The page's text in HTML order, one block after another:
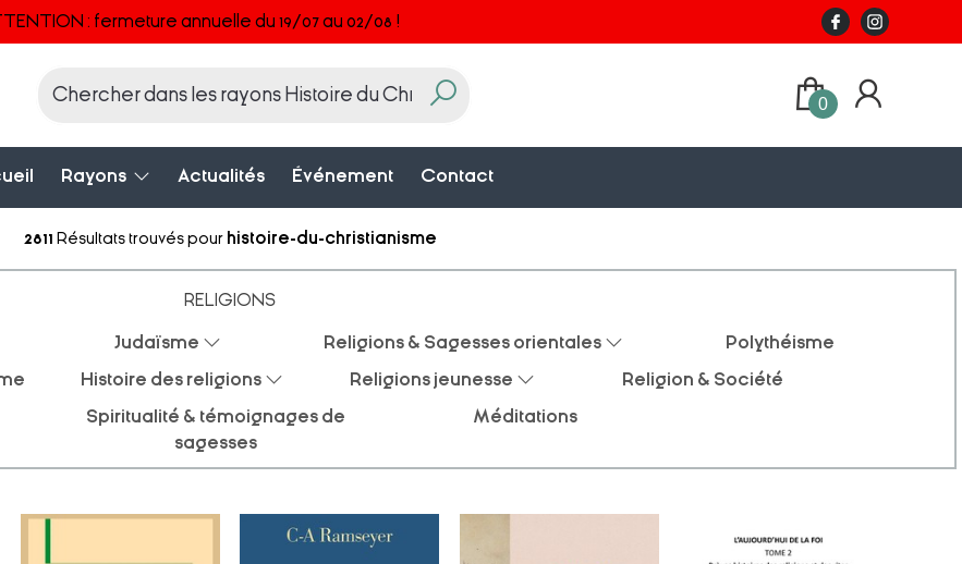
: fermeture annuelle du 19/07 au 02/08 !
0
Rayons Actualités Événement Contact
2811 Résultats trouvés pour histoire-du-christianisme
RELIGIONS
Judaïsme Religions & Sagesses orientales
Polythéisme
Histoire des religions Religions jeunesse
Religion & Société
Spiritualité & témoignages de
sagesses
Méditations